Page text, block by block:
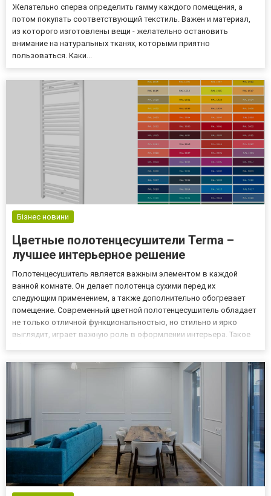
Желательно сперва определить гамму каждого помещения, а
потом покупать соответствующий текстиль. Важен и материал,
из которого изготовлены вещи - желательно остановить
внимание на натуральных тканях, которыми приятно
пользоваться. Каки...
Бізнес новини
Цветные полотенцесушители Terma –
лучшее интерьерное решение
Полотенцесушитель является важным элементом в каждой
ванной комнате. Он делает полотенца сухими перед их
следующим применением, а также дополнительно обогревает
помещение. Современный цветной полотенцесушитель обладает
не только отличной функциональностью, но стильно и ярко
выглядит, играет важную роль в оформлении интерьера. Такое
полотенцесушителей Ц...